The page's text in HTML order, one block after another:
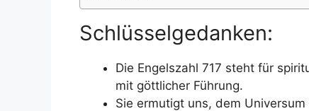
Schlüsselgedanken:
Die Engelszahl 717 steht für
mit göttlicher Führung.
Sie ermutigt uns, dem